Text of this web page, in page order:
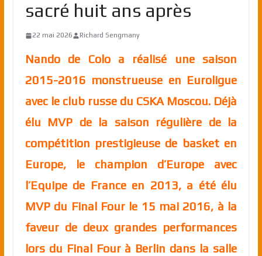
sacré huit ans après
22 mai 2026 Richard Sengmany
Nando de Colo a réalisé une saison
2015-2016 monstrueuse en Euroligue
avec le club russe du CSKA Moscou. Déjà
élu MVP de la saison régulière de la
compétition prestigieuse de basket en
Europe, le champion d’Europe avec
l’Equipe de France en 2013, a été élu
MVP du Final Four le 15 mai 2016, à la
faveur de deux grandes performances
lors du Final Four à Berlin dans la salle